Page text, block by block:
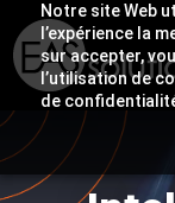
Notre site Web
l’expérience la
sur accepter,
l’utilisation de
de